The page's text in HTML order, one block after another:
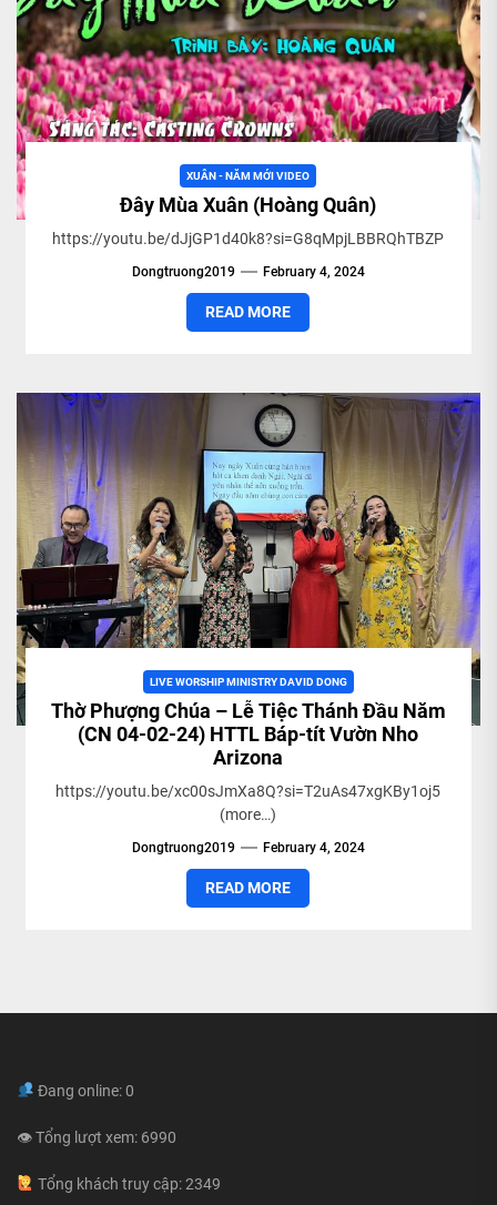
THRU
XUÂN - NĂM MỚI VIDEO
Đây Mùa Xuân (Hoàng Quân)
https://youtu.be/dJjGP1d40k8?si=G8qMpjLBBRQhTBZP
Dongtruong2019 February 4, 2024
READ MORE
LIVE WORSHIP MINISTRY DAVID DONG
Thờ Phượng Chúa – Lễ Tiệc Thánh Đầu Năm
(CN 04-02-24) HTTL Báp-tít Vườn Nho
Arizona
https://youtu.be/xc00sJmXa8Q?si=T2uAs47xgKBy1oj5
(more…)
Dongtruong2019 February 4, 2024
READ MORE
Đang online: 0
👁 Tổng lượt xem: 6990
Tổng khách truy cập: 2349